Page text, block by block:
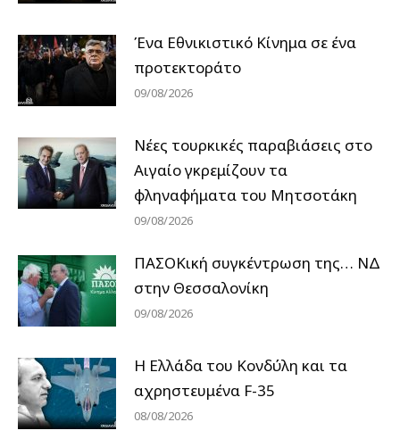
Ένα Εθνικιστικό Κίνημα σε ένα
προτεκτοράτο
09/08/2026
Νέες τουρκικές παραβιάσεις στο
Αιγαίο γκρεμίζουν τα
φληναφήματα του Μητσοτάκη
09/08/2026
ΠΑΣΟΚική συγκέντρωση της… ΝΔ
στην Θεσσαλονίκη
09/08/2026
Η Ελλάδα του Κονδύλη και τα
αχρηστευμένα F-35
08/08/2026